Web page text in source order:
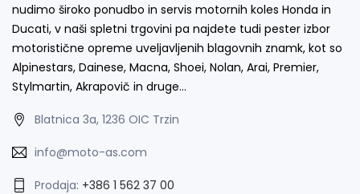
nudimo široko ponudbo in servis motornih koles Honda in
Ducati, v naši spletni trgovini pa najdete tudi pester izbor
motoristične opreme uveljavljenih blagovnih znamk, kot so
Alpinestars, Dainese, Macna, Shoei, Nolan, Arai, Premier,
Stylmartin, Akrapovič in druge…
Blatnica 3a, 1236 OIC Trzin
info@moto-as.com
Prodaja: +386 1 562 37 00